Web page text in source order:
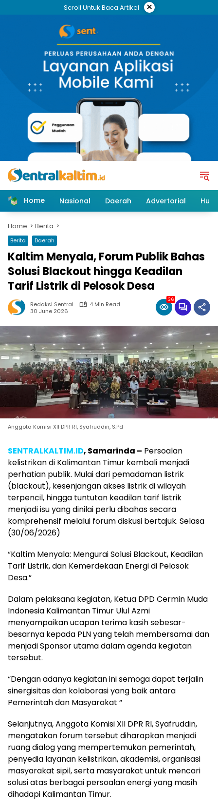
Scroll Untuk Baca Artikel ×
Home Nasional Daerah Advertorial
Home Berita
Berita Daerah
Kaltim Menyala, Forum Publik Bahas
Solusi Blackout hingga Keadilan
Tarif Listrik di Pelosok Desa
Redaksi Sentral
4 Min Read
30 June 2026
36
Anggota Komisi XII DPR RI, Syafruddin, S.Pd
SENTRALKALTIM.ID, Samarinda – Persoalan
kelistrikan di Kalimantan Timur kembali menjadi
perhatian publik. Mulai dari pemadaman listrik
(blackout), kesenjangan akses listrik di wilayah
terpencil, hingga tuntutan keadilan tarif listrik
menjadi isu yang dinilai perlu dibahas secara
komprehensif melalui forum diskusi bertajuk. Selasa
(30/06/2026)
“Kaltim Menyala: Mengurai Solusi Blackout, Keadilan
Tarif Listrik, dan Kemerdekaan Energi di Pelosok
Desa.”
Dalam pelaksana kegiatan, Ketua DPD Cermin Muda
Indonesia Kalimantan Timur Ulul Azmi
menyampaikan ucapan terima kasih sebesar-
besarnya kepada PLN yang telah membersamai dan
menjadi Sponsor utama dalam agenda kegiatan
tersebut.
“Dengan adanya kegiatan ini semoga dapat terjalin
sinergisitas dan kolaborasi yang baik antara
Pemerintah dan Masyarakat “
Selanjutnya, Anggota Komisi XII DPR RI, Syafruddin,
mengatakan forum tersebut diharapkan menjadi
ruang dialog yang mempertemukan pemerintah,
penyedia layanan kelistrikan, akademisi, organisasi
masyarakat sipil, serta masyarakat untuk mencari
solusi atas berbagai persoalan energi yang masih
dihadapi Kalimantan Timur.